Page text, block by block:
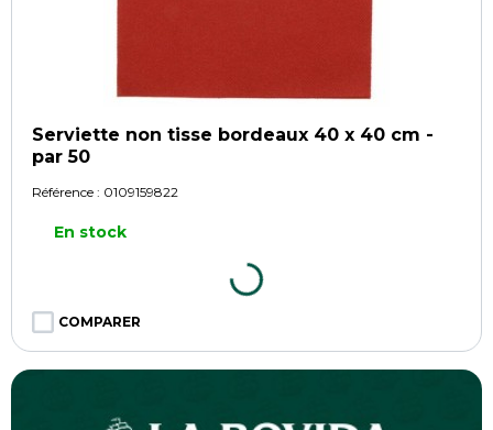
Serviette non tisse bordeaux 40 x 40 cm -
par 50
Référence : 0109159822
En stock
COMPARER